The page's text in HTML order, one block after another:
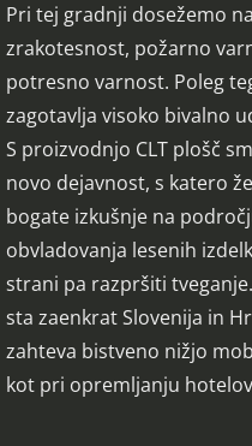
Pri tej gradnji dosežemo
zrakotesnost, požarno
potresno varnost. Poleg
zagotavlja visoko bivalno
S proizvodnjo CLT plošč
novo dejavnost, s katero
bogate izkušnje na
obvladovanja lesenih
strani pa razpršiti
sta zaenkrat Slovenija in
zahteva bistveno nižjo
kot pri opremljanju